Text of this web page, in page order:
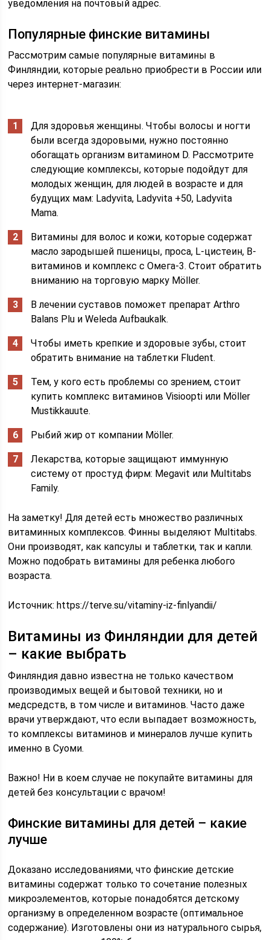
уведомления на почтовый адрес.
Популярные финские витамины
Рассмотрим самые популярные витамины в
Финляндии, которые реально приобрести в России или
через интернет-магазин:
Для здоровья женщины. Чтобы волосы и ногти
были всегда здоровыми, нужно постоянно
обогащать организм витамином D. Рассмотрите
следующие комплексы, которые подойдут для
молодых женщин, для людей в возрасте и для
будущих мам: Ladyvita, Ladyvita +50, Ladyvita
Mama.
Витамины для волос и кожи, которые содержат
масло зародышей пшеницы, проса, L-цистеин, В-
витаминов и комплекс с Омега-3. Стоит обратить
вниманию на торговую марку Möller.
В лечении суставов поможет препарат Arthro
Balans Plu и Weleda Aufbaukalk.
Чтобы иметь крепкие и здоровые зубы, стоит
обратить внимание на таблетки Fludent.
Тем, у кого есть проблемы со зрением, стоит
купить комплекс витаминов Visioopti или Möller
Mustikkauute.
Рыбий жир от компании Möller.
Лекарства, которые защищают иммунную
систему от простуд фирм: Megavit или Multitabs
Family.
На заметку! Для детей есть множество различных
витаминных комплексов. Финны выделяют Multitabs.
Они производят, как капсулы и таблетки, так и капли.
Можно подобрать витамины для ребенка любого
возраста.
Источник:https://terve.su/vitaminy-iz-finlyandii/
Витамины из Финляндии для детей
– какие выбрать
Финляндия давно известна не только качеством
производимых вещей и бытовой техники, но и
медсредств, в том числе и витаминов. Часто даже
врачи утверждают, что если выпадает возможность,
то комплексы витаминов и минералов лучше купить
именно в Суоми.
Важно! Ни в коем случае не покупайте витамины для
детей без консультации с врачом!
Финские витамины для детей – какие
лучше
Доказано исследованиями, что финские детские
витамины содержат только то сочетание полезных
микроэлементов, которые понадобятся детскому
организму в определенном возрасте (оптимальное
содержание). Изготовлены они из натурального сырья,